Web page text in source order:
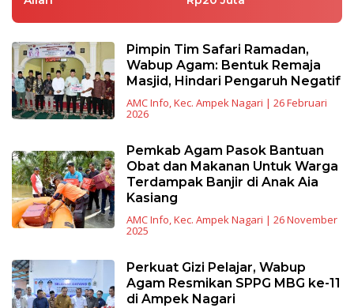
Pimpin Tim Safari Ramadan,
Wabup Agam: Bentuk Remaja
Masjid, Hindari Pengaruh Negatif
AMC Info,Kec. Ampek Nagari | 26 Februari
2026
Pemkab Agam Pasok Bantuan
Obat dan Makanan Untuk Warga
Terdampak Banjir di Anak Aia
Kasiang
AMC Info,Kec. Ampek Nagari | 26 November
2025
Perkuat Gizi Pelajar, Wabup
Agam Resmikan SPPG MBG ke-11
di Ampek Nagari